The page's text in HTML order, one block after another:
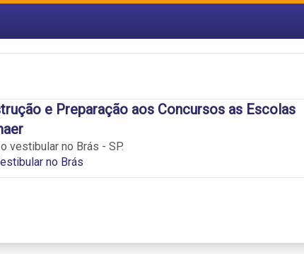
e Preparação aos Concursos as Escolas
vestibular no Brás - SP.
no Brás